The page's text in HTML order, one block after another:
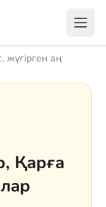
жүгірген аң
Қарға